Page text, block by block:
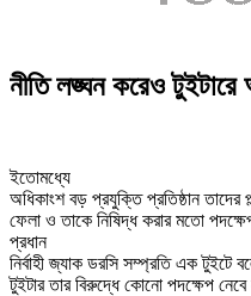
নীতি লঙ্ঘন করেও
ইতোমধ্যে
অধিকাংশ বড় প্রযুক্তি প্রতিষ্ঠান তাদের
ফেলা ও তাকে নিষিদ্ধ করার মতো
প্রধান
নির্বাহী জ্যাক ডরসি সম্প্রতি এক টুইটে
টুইটার তার বিরুদ্ধে কোনো পদক্ষেপ নেবে